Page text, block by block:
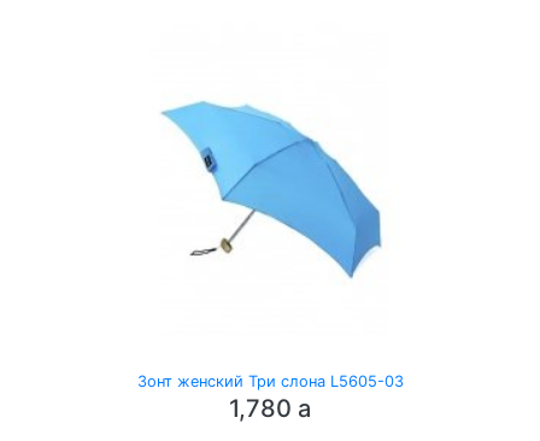
Зонт женский Три слона L5605-03
1,780 a